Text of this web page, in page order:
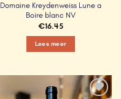
Domaine Kreydenweiss Lune a
Boire blanc NV
€16.45
Lees meer